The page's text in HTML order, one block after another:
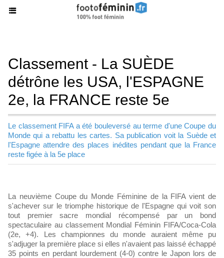
Classement - La SUÈDE
détrône les USA, l'ESPAGNE
2e, la FRANCE reste 5e
Le classement FIFA a été bouleversé au terme d'une Coupe du
Monde qui a rebattu les cartes. Sa publication voit la Suède et
l'Espagne attendre des places inédites pendant que la France
reste figée à la 5e place
La neuvième Coupe du Monde Féminine de la FIFA vient de
s'achever sur le triomphe historique de l'Espagne qui voit son
tout premier sacre mondial récompensé par un bond
spectaculaire au classement Mondial Féminin FIFA/Coca-Cola
(2e, +4). Les championnes du monde auraient même pu
s'adjuger la première place si elles n'avaient pas laissé échappé
35 points en perdant lourdement (4-0) contre le Japon lors de